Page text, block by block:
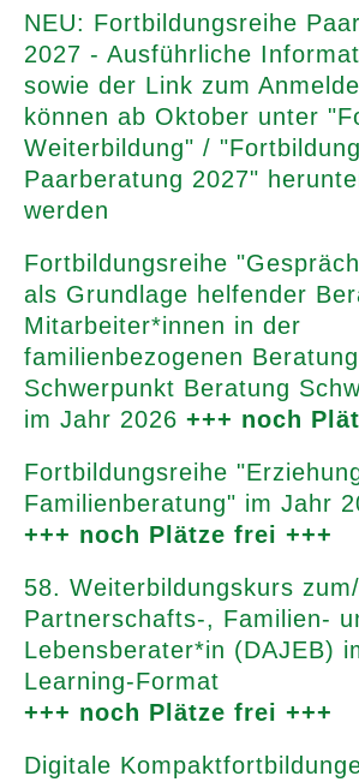
NEU: Fortbildungsreihe
2027 - Ausführliche
sowie der Link zum
können ab Oktober unter
Weiterbildung" /
Paarberatung 2027"
werden
Fortbildungsreihe
als Grundlage helfender
Mitarbeiter*innen in der
familienbezogenen
Schwerpunkt Beratung
im Jahr 2026 +++ noch
Fortbildungsreihe
Familienberatung" im Jahr
+++ noch Plätze frei +++
58. Weiterbildungskurs
Partnerschafts-, Familien-
Lebensberater*in (DAJEB)
Learning-Format
+++ noch Plätze frei +++
Digitale